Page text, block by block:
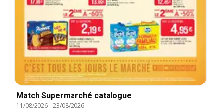
Match Supermarché catalogue
11/08/2026-23/08/2026